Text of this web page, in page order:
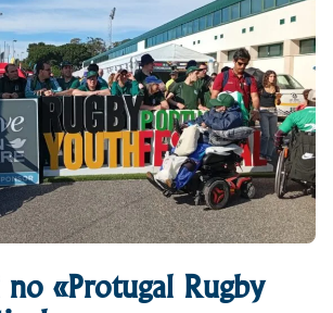
«Protugal Rugby